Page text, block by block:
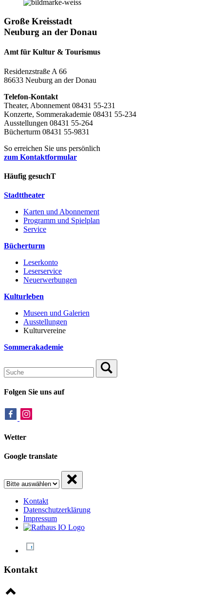
Große Kreisstadt
Neuburg an der Donau
Amt für Kultur & Tourismus
Residenzstraße A 66
86633 Neuburg an der Donau
Telefon-Kontakt
Theater, Abonnement 08431 55-231
Konzerte, Sommerakademie 08431 55-234
Ausstellungen 08431 55-264
Bücherturm 08431 55-9831
So erreichen Sie uns persönlich
zum Kontaktformular
Häufig gesuchT
Stadttheater
Karten und Abonnement
Programm und Spielplan
Service
Bücherturm
Leserkonto
Leserservice
Neuerwerbungen
Kulturleben
Museen und Galerien
Ausstellungen
Kulturvereine
Sommerakademie
Folgen Sie uns auf
Wetter
Google translate
Kontakt
Datenschutzerklärung
Impressum
Kontakt